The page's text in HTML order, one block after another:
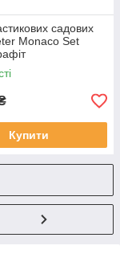
садових
Monaco Set
Купити